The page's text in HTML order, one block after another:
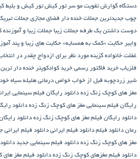
دستگاه گوارش تقویت مو سر تور کیش تور کیش و بلیط
چوب جدیدترین جملات خنده دار فضای مجازی جملات
دوست داشتن یک طرفه جملات زیبا جملات زیبا و آموزنده
وایبر حکایت «کمک به همسایه» حکایت های زیبا و پند
غفلت خانواده گزینه مورد نظر برای ازدواج چقدر در
فلزیاب خرید فاکتور رسمی خرید کوادکوپتر خنده دار
شیر زردچوبه قبل از خواب خواص درمانی هلیله سیاه
مغز های کوچک زنگ زده دانلود رایگان فیلم سینمایی
رایگان فیلم سینمایی مغز های کوچک زنگ زده دانلود
دانلود رایگان فیلم مغز های کوچک زنگ زده دانلود
رمان دانلود فیلم دانلود فیلم ایرانی دانلود فیلم ایرانی
مغز های کوچک زنگ زده دانلود فیلم سینمایی جدید
دانلود فیلم مغزهای کوچک زنگ زده دانلود فیلم مغز